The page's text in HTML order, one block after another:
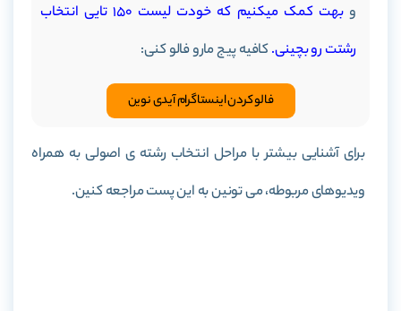
و
بهت کمک میکنیم که خودت لیست 150 تایی انتخاب
رشتت رو بچینی.کافیه پیج مارو فالو کنی:
فالو کردن اینستاگرام آیدی نوین
برای آشنایی بیشتر با مراحل انتخاب رشته ی اصولی به همراه
ویدیوهای مربوطه، می تونین به این پست مراجعه کنین.